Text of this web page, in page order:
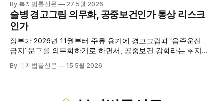
고 본격적인 서비스 제공에 나서고 있다. 재택의료센터
는 (한)의사가 거동 불편으로 의료기관 이용이 어렵다고 판단
한 장기요양 등급자를 대상으로, (한)의사·간호사·사회복지사
로 구성된 다학제 팀이 직접 가정을 방문해 건강관리서비스
를 제공하는
By 복지법률신문 27 5월 2026
술병 경고그림 의무화, 공중보건인가 통상 리스크
인가
정부가 2026년 11월부터 주류 용기에 경고그림과 ‘음주운전
금지’ 문구를 의무화하기로 하면서, 공중보건 강화라는 취지와
도는 국제 통상 규범, 영세업체 부담, 소비자 선택권 등 다양한
By 복지법률신문 15 5월 2026